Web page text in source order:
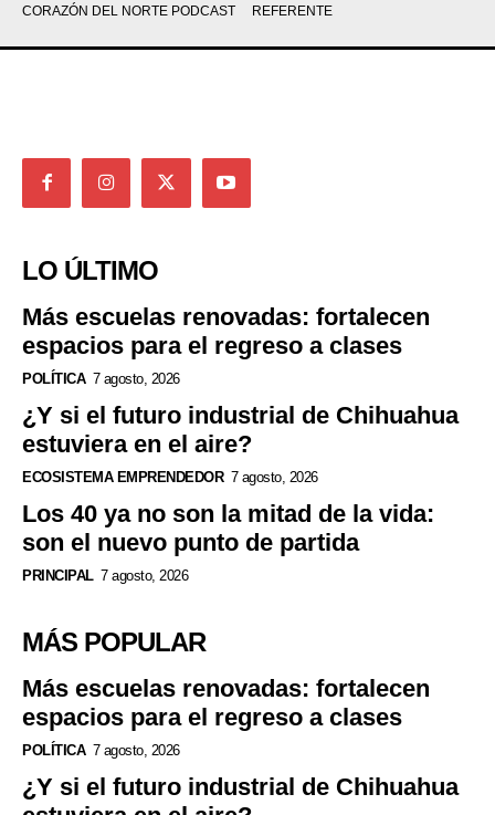
CORAZÓN DEL NORTE PODCAST
REFERENTE
LO ÚLTIMO
Más escuelas renovadas: fortalecen
espacios para el regreso a clases
POLÍTICA 7 agosto, 2026
¿Y si el futuro industrial de Chihuahua
estuviera en el aire?
ECOSISTEMA EMPRENDEDOR 7 agosto, 2026
Los 40 ya no son la mitad de la vida:
son el nuevo punto de partida
PRINCIPAL 7 agosto, 2026
MÁS POPULAR
Más escuelas renovadas: fortalecen
espacios para el regreso a clases
POLÍTICA 7 agosto, 2026
¿Y si el futuro industrial de Chihuahua